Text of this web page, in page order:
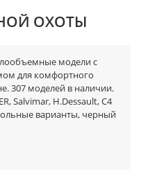
ОХОТЫ
модели с
для комфортного
307 моделей в наличии.
Salvimar, H.Dessault, C4
варианты, черный